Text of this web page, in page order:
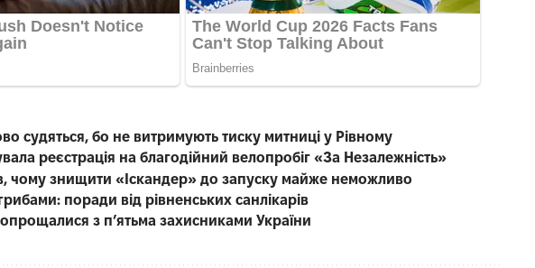
судяться, бо не витримують тиску митниці у Рівному
реєстрація на благодійний велопробіг «За Незалежність»
чому знищити «Іскандер» до запуску майже неможливо
поради від рівненських санлікарів
з п’ятьма захисниками України